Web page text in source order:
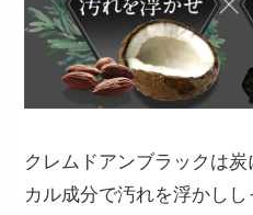
クレムドアンブラックは
カル成分で汚れを浮かし